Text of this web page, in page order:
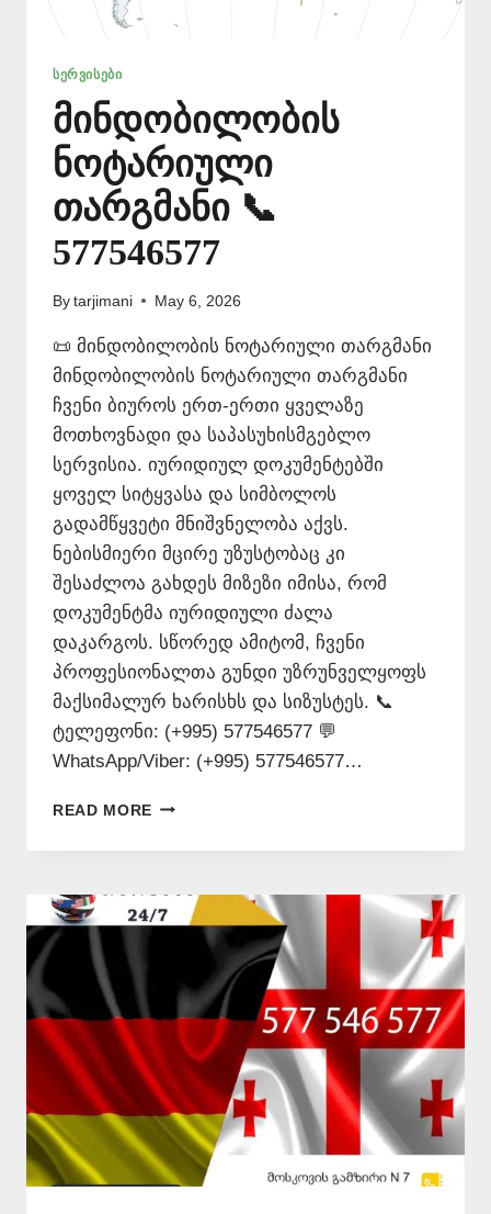
ᲡᲔᲠᲕᲘᲡᲔᲑᲘ
მინდობილობის
ნოტარიული
თარგმანი 📞
577546577
By tarjimani May 6, 2026
📜 მინდობილობის ნოტარიული თარგმანი
მინდობილობის ნოტარიული თარგმანი
ჩვენი ბიუროს ერთ-ერთი ყველაზე
მოთხოვნადი და საპასუხისმგებლო
სერვისია. იურიდიულ დოკუმენტებში
ყოველ სიტყვასა და სიმბოლოს
გადამწყვეტი მნიშვნელობა აქვს.
ნებისმიერი მცირე უზუსტობაც კი
შესაძლოა გახდეს მიზეზი იმისა, რომ
დოკუმენტმა იურიდიული ძალა
დაკარგოს. სწორედ ამიტომ, ჩვენი
პროფესიონალთა გუნდი უზრუნველყოფს
მაქსიმალურ ხარისხს და სიზუსტეს. 📞
ტელეფონი: (+995) 577546577 💬
WhatsApp/Viber: (+995) 577546577…
READ MORE ᲛᲘᲜᲓᲝᲑᲘᲚᲝᲑᲘᲡ
ᲗᲐᲠᲒᲛᲐᲜᲘ
577546577